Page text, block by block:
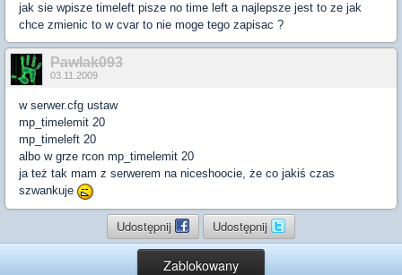
jak sie wpisze timeleft pisze no time left a najlepsze jest to ze jak
chce zmienic to w cvar to nie moge tego zapisac ?
Pawlak093
03.11.2009
w serwer.cfg ustaw
mp_timelemit 20
mp_timeleft 20
albo w grze rcon mp_timelemit 20
ja też tak mam z serwerem na niceshoocie, że co jakiś czas
szwankuje
Udostępnij Udostępnij
Zablokowany